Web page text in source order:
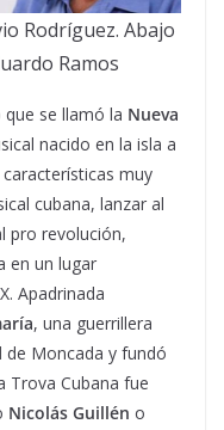
Rodríguez. Abajo
Ramos
se llamó la Nueva
nacido en la isla a
muy
cubana, lanzar al
pro revolución,
en un lugar
Apadrinada
, una guerrillera
de Moncada y fundó
Trova Cubana fue
Nicolás Guillén o